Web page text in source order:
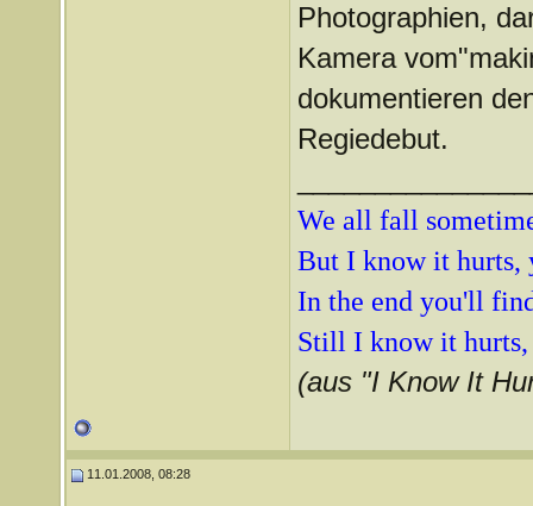
Photographien,
Kamera
dokumentieren
Regiedebut.
We all fall
But I know it hurts,
In the end you'll
Still I know it
(aus "I Know It
11.01.2008, 08:28